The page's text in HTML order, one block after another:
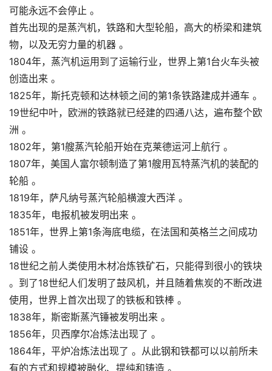
可能永远不会停止 。
首先出现的是蒸汽机，铁路和大型轮船，高大的桥梁和建筑
物，以及无穷力量的机器 。
1804年，蒸汽机运用到了运输行业，世界上第1台火车头被
创造出来 。
1825年，斯托克顿和达林顿之间的第1条铁路建成并通车 。
19世纪中叶，欧洲的铁路就已经建的四通八达，遍布整个欧
洲 。
1802年，第1艘蒸汽轮船开始在克莱德运河上航行 。
1807年，美国人富尔顿制造了第1艘用瓦特蒸汽机的装配的
轮船 。
1819年，萨凡纳号蒸汽轮船横渡大西洋 。
1835年，电报机被发明出来 。
1851年，世界上第1条海底电缆，在法国和英格兰之间成功
铺设 。
18世纪之前人类使用木材冶炼铁矿石，只能得到很小的铁块
。到了18世纪人们发明了鼓风机，并且随着焦炭的不断改进
使用，世界上首次出现了的铁板和铁棒 。
1838年，斯密斯蒸汽锤被发明出来 。
1856年，贝西摩尔冶炼法出现了 。
1864年，平炉冶炼法出现了 。从此钢和铁都可以以前所未
有的方式和规模被融化、提纯和铸造 。